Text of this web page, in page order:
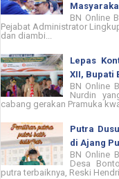
BN Online
Pejabat Administrator
dan diambi...
Lepas
XII, Bupati
BN Online
Nurdin
cabang gerakan Pramuka
Putra
di Ajang
BN Online
Desa
putra terbaiknya, Reski